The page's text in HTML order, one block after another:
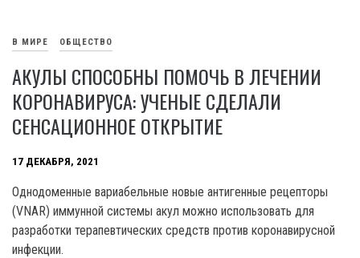
В МИРЕ ОБЩЕСТВО
АКУЛЫ СПОСОБНЫ ПОМОЧЬ В ЛЕЧЕНИИ
КОРОНАВИРУСА: УЧЕНЫЕ СДЕЛАЛИ
СЕНСАЦИОННОЕ ОТКРЫТИЕ
17 ДЕКАБРЯ, 2021
Однодоменные вариабельные новые антигенные рецепторы
(VNAR) иммунной системы акул можно использовать для
разработки терапевтических средств против коронавирусной
инфекции.